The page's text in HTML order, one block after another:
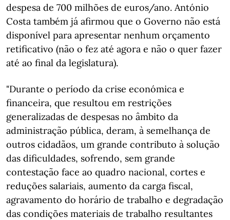
despesa de 700 milhões de euros/ano. António
Costa também já afirmou que o Governo não está
disponível para apresentar nenhum orçamento
retificativo (não o fez até agora e não o quer fazer
até ao final da legislatura).
"Durante o período da crise económica e
financeira, que resultou em restrições
generalizadas de despesas no âmbito da
administração pública, deram, à semelhança de
outros cidadãos, um grande contributo à solução
das dificuldades, sofrendo, sem grande
contestação face ao quadro nacional, cortes e
reduções salariais, aumento da carga fiscal,
agravamento do horário de trabalho e degradação
das condições materiais de trabalho resultantes